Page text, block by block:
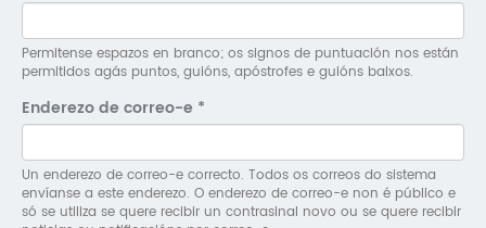
O
Permitense espazos en branco; os signos de puntuación nos están
permitidos agás puntos, guións, apóstrofes e guións baixos.
Enderezo de correo-e *
Un enderezo de correo-e correcto. Todos os correos do sistema
envíanse a este enderezo. O enderezo de correo-e non é público e
só se utiliza se quere recibir un contrasinal novo ou se quere recibir